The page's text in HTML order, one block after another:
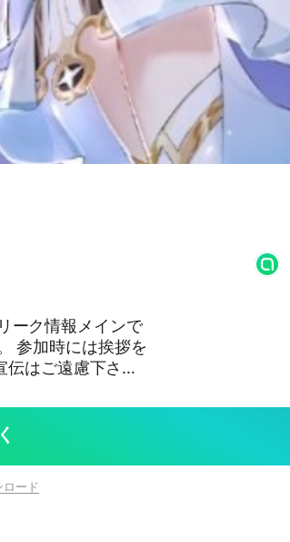
ーク情報メインで
参加時には挨拶を
はご遠慮下さ
イモン
ード